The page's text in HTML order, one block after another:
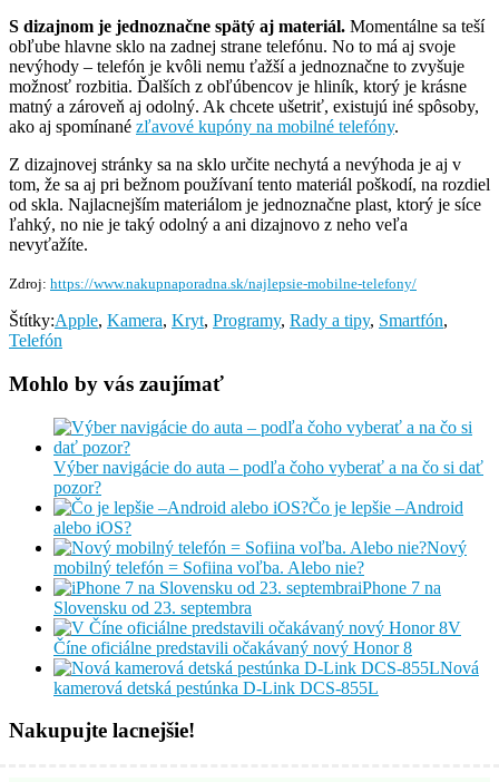
S dizajnom je jednoznačne spätý aj materiál. Momentálne sa teší
obľube hlavne sklo na zadnej strane telefónu. No to má aj svoje
nevýhody – telefón je kvôli nemu ťažší a jednoznačne to zvyšuje
možnosť rozbitia. Ďalších z obľúbencov je hliník, ktorý je krásne
matný a zároveň aj odolný. Ak chcete ušetriť, existujú iné spôsoby,
ako aj spomínané zľavové kupóny na mobilné telefóny.
Z dizajnovej stránky sa na sklo určite nechytá a nevýhoda je aj v
tom, že sa aj pri bežnom používaní tento materiál poškodí, na rozdiel
od skla. Najlacnejším materiálom je jednoznačne plast, ktorý je síce
ľahký, no nie je taký odolný a ani dizajnovo z neho veľa
nevyťažíte.
Zdroj: https://www.nakupnaporadna.sk/najlepsie-mobilne-telefony/
Štítky:Apple, Kamera, Kryt, Programy, Rady a tipy, Smartfón,
Telefón
Mohlo by vás zaujímať
Výber navigácie do auta – podľa čoho vyberať a na čo si dať
pozor?
Čo je lepšie –Android
alebo iOS?
Nový
mobilný telefón = Sofiina voľba. Alebo nie?
iPhone 7 na
Slovensku od 23. septembra
V
Číne oficiálne predstavili očakávaný nový Honor 8
Nová
kamerová detská pestúnka D-Link DCS-855L
Nakupujte lacnejšie!